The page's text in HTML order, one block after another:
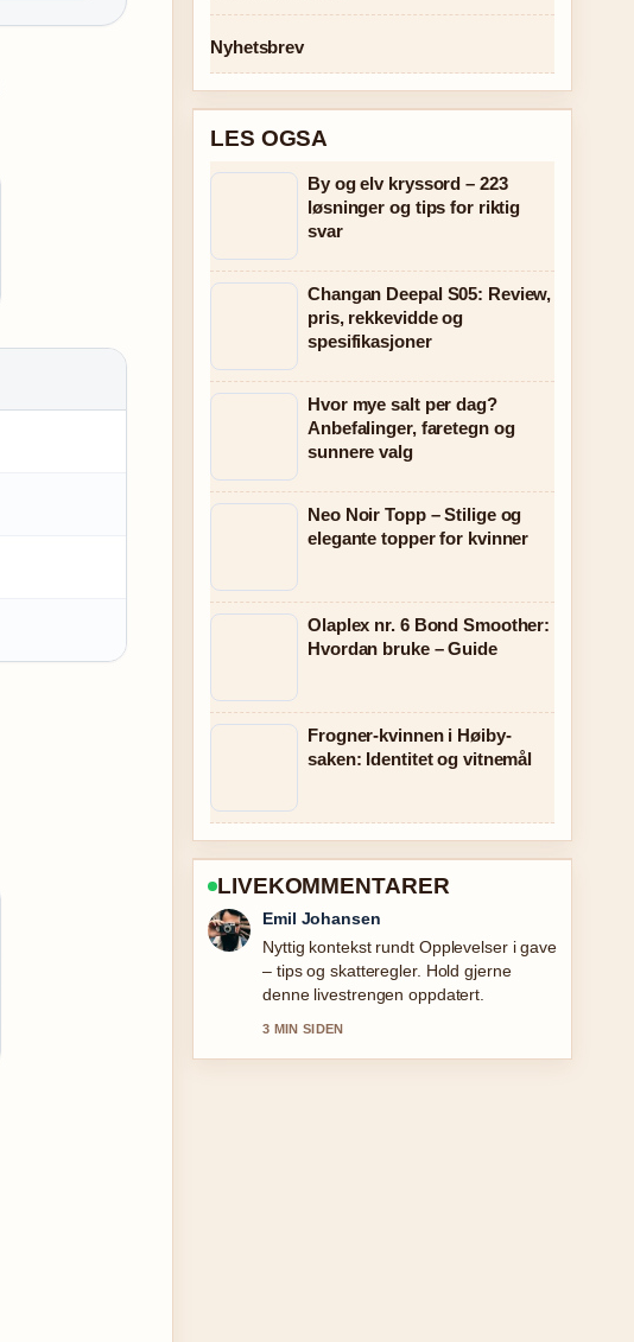
Nyhetsbrev
LES OGSA
By og elv kryssord – 223
løsninger og tips for riktig
svar
Changan Deepal S05: Review,
pris, rekkevidde og
spesifikasjoner
Hvor mye salt per dag?
Anbefalinger, faretegn og
sunnere valg
Neo Noir Topp – Stilige og
elegante topper for kvinner
Olaplex nr. 6 Bond Smoother:
Hvordan bruke – Guide
Frogner-kvinnen i Høiby-
saken: Identitet og vitnemål
LIVEKOMMENTARER
Andreas Dahl
Dekningen av Gratis norsk–fransk
oversetter: 6 verktøy testet oppleves
solid og lett a folge.
5 MIN SIDEN